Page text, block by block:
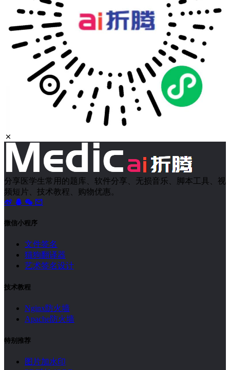
分享医学生常用的题库、软件分享、无损音乐、脚本工具、视
频短片、技术教程、购物优惠。
微信小程序
文件签名
猫狗翻译器
艺术签名设计
技术教程
Nginx防火墙
Apache防火墙
特别推荐
图片加水印